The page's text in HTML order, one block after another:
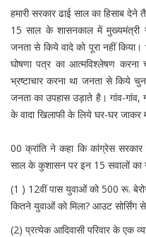
हमारी सरकार ढाई साल का हिसाब देने
15 साल के शासनकाल में मुख्यमंत्री
जनता से किये वादे को पूरा नहीं
घोषणा पत्र का आत्मविश्लेषण करना
भ्रष्टाचार करना था जनता से किये
जनता का उपहास उड़ाते है। गांव-
के वादा खिलाफी के लिये घर-घर जाकर
00 क्रांति ने कहा कि कांग्रेस
साल के कुशासन पर इन 15 सवालों का
(1 ) 12वीं पास युवाओं को 500 रू.
कितने युवाओं को मिला? आउट सोर्सिंग
(2) प्रत्येक आदिवासी परिवार के एक